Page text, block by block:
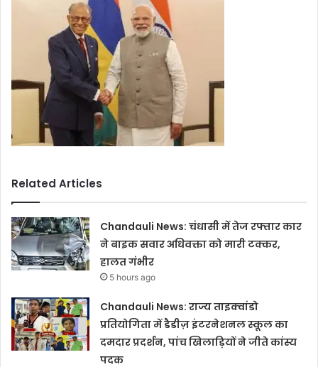
Related Articles
Chandauli News: चंधासी में तेज रफ्तार कार
ने बाइक सवार अधिवक्ता को मारी टक्कर,
हालत गंभीर
5 hours ago
Chandauli News: राज्य ताइक्वांडो
प्रतियोगिता में डैडीज़ इंटरनेशनल स्कूल का
दमदार प्रदर्शन, पांच खिलाड़ियों ने जीते कांस्य
पदक